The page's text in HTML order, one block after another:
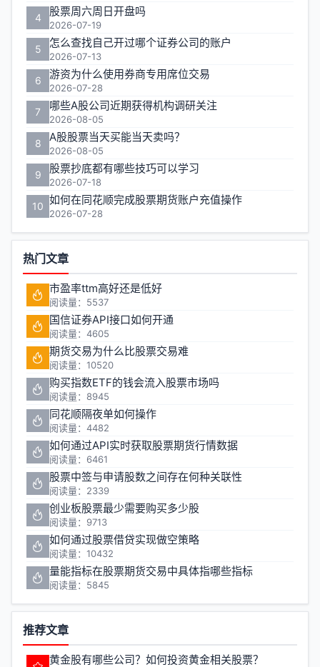
4 股票周六周日开盘吗
2026-07-19
5 怎么查找自己开过哪个证券公司的账户
2026-07-13
6 游资为什么使用券商专用席位交易
2026-07-28
7 哪些A股公司近期获得机构调研关注
2026-08-05
8 A股股票当天买能当天卖吗？
2026-08-05
9 股票抄底都有哪些技巧可以学习
2026-07-18
10 如何在同花顺完成股票期货账户充值操作
2026-07-28
热门文章
市盈率ttm高好还是低好
阅读量：5537
国信证券API接口如何开通
阅读量：4605
期货交易为什么比股票交易难
阅读量：10520
购买指数ETF的钱会流入股票市场吗
阅读量：8945
同花顺隔夜单如何操作
阅读量：4482
如何通过API实时获取股票期货行情数据
阅读量：6461
股票中签与申请股数之间存在何种关联性
阅读量：2339
创业板股票最少需要购买多少股
阅读量：9713
如何通过股票借贷实现做空策略
阅读量：10432
量能指标在股票期货交易中具体指哪些指标
阅读量：5845
推荐文章
黄金股有哪些公司？如何投资黄金相关股票？